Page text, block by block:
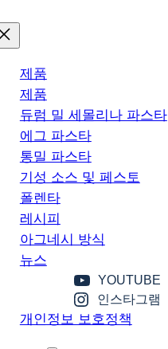
제품
제품
듀럼 밀 세몰리나 파스타
에그 파스타
통밀 파스타
기성 소스 및 페스토
폴렌타
레시피
아그네시 방식
뉴스
YOUTUBE
인스타그램
개인정보 보호정책